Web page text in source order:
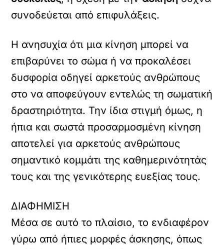
συνοδεύεται από επιφυλάξεις.
Η ανησυχία ότι μια κίνηση μπορεί να
επιβαρύνει το σώμα ή να προκαλέσει
δυσφορία οδηγεί αρκετούς ανθρώπους
στο να αποφεύγουν εντελώς τη σωματική
δραστηριότητα. Την ίδια στιγμή όμως, η
ήπια και σωστά προσαρμοσμένη κίνηση
αποτελεί για αρκετούς ανθρώπους
σημαντικό κομμάτι της καθημερινότητάς
τους και της γενικότερης ευεξίας τους.
ΔΙΑΦΗΜΙΣΗ
Μέσα σε αυτό το πλαίσιο, το ενδιαφέρον
γύρω από ήπιες μορφές άσκησης, όπως